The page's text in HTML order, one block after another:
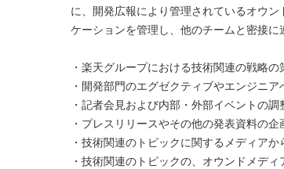
に、開発広報により管理されているオウ
ケーションを管理し、他のチームと密接に
・楽天グループにおける技術関連の戦略の
・開発部門のエグゼクティブやエンジニ
・記者会見および内部・外部イベントの調
・プレスリリースやその他の発表資料の
・技術関連のトピックに関するメディア
・技術関連のトピックの、オウンドメデ